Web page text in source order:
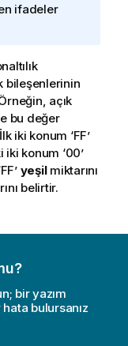
ifadeler
bileşenlerinin
açık
bu değer
iki konum ‘FF’
konum ‘00’
FF’ yeşilmiktarını
belirtir.
bir yazım
bulursanız